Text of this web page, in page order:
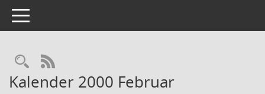
Toggle navigation
RSS-Feed
Kalender 2000 Februar